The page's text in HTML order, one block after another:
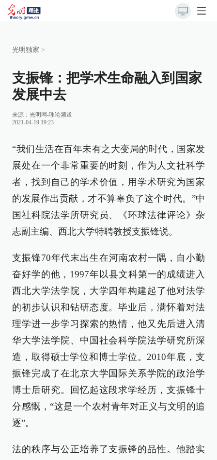
光明独家 >
支振锋：把学术生命融入到国家
发展中去
来源： 光明网-理论频道
2021-04-19 19:23
“我们生活在百年未有之大变局的时代，国家发
展处在一个非常重要的时刻，作为人文社科学
者，找到自己的学术价值，用学术研究为国家
的发展作出贡献，才不算辜负了这个时代。”中
国社科院法学所研究员、《环球法律评论》杂
志副主编、西北大学特聘教授支振锋说。
支振锋70年代末出生在河南农村一隅，自小勤
奋好学的他，1997年以县文科第一的成绩进入
西北大学法学院，大学四年构建起了他对法学
的初步认识和钻研态度。毕业后，满怀着对法
理学进一步学习探索的热情，他又先后进入清
华大学法学院、中国社会科学院法学研究所深
造，取得硕士学位和博士学位。2010年底，支
振锋完成了在北京大学国际关系学院的政治学
博士后研究。回忆起这段求学经历，支振锋十
分感慨，“这是一个农村青年对正义与文明的追
逐”。
法的秩序与公正培养了支振锋的品性。他踏实